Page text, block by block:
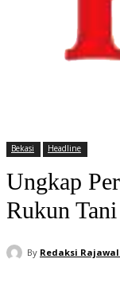
Bekasi Headline
Ungkap
Rukun
By Redaksi